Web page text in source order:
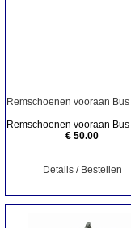
Remschoenen vooraan
Remschoenen vooraan
€ 50.00
Details / Bestellen